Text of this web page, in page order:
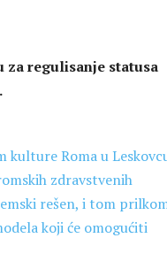
regulisanje statusa
kulture Roma u
zdravstvenih
rešen, i tom
koji će omogućiti